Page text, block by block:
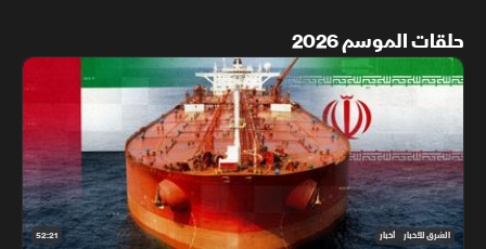
حلقات الموسم 2026
52:21 الشرق للأخبار أخبار